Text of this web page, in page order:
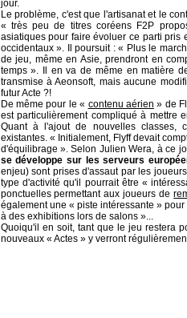
jour.
Le problème, c'est que l'artisanat et le
« très peu de titres coréens F2P
asiatiques pour faire évoluer ce parti pris
occidentaux ». Il poursuit : « Plus le
de jeu, même en Asie, prendront en
temps ». Il en va de même en matière
transmise à Aeonsoft, mais aucune
futur Acte ?!
De même pour le « contenu aérien » de
est particulièrement compliqué à mettre
Quant à l'ajout de nouvelles classes,
existantes. « Initialement, Flyff devait
d'équilibrage ». Selon Julien Wera, à ce
se développe sur les serveurs
enjeu) sont prises d'assaut par les
type d'activité qu'il pourrait être «
ponctuelles permettant aux joueurs de
également une « piste intéressante »
à des exhibitions lors de salons »...
Quoiqu'il en soit, tant que le jeu restera
nouveaux « Actes » y verront